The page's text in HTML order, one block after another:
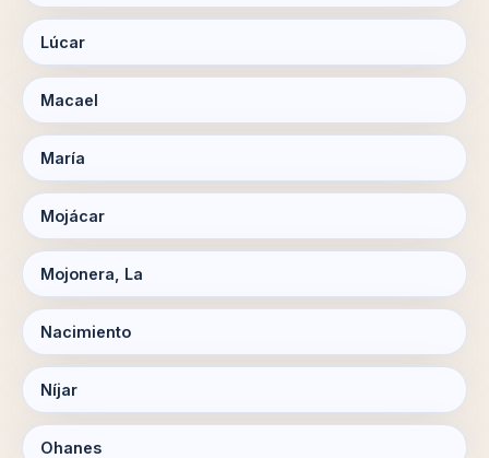
Lúcar
Macael
María
Mojácar
Mojonera, La
Nacimiento
Níjar
Ohanes